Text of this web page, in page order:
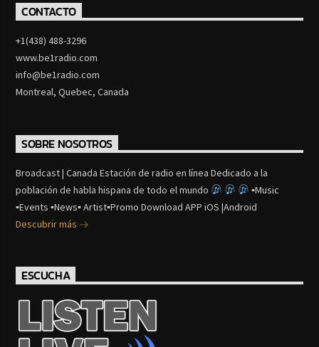
CONTACTO
+1(438) 488-3296
www.be1radio.com
info@be1radio.com
Montreal, Quebec, Canada
SOBRE NOSOTROS
Broadcast | Canada Estación de radio en línea Dedicado a la
población de habla hispana de todo el mundo
▪Music
▪Events ▪News▪ Artist▪Promo Download APP iOS |Android
Descubrir más
ESCUCHA